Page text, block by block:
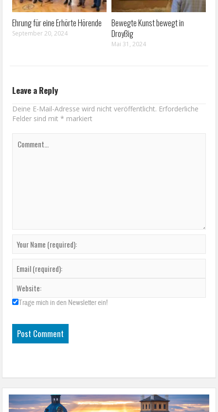
Ehrung für eine Erhörte Hörende
September 20, 2024
Bewegte Kunst bewegt in
Droyßig
Mai 31, 2024
Leave a Reply
Deine E-Mail-Adresse wird nicht veröffentlicht. Erforderliche
Felder sind mit* markiert
Trage mich in den Newsletter ein!